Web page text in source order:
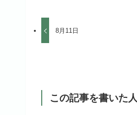
8月11日
この記事を書いた人